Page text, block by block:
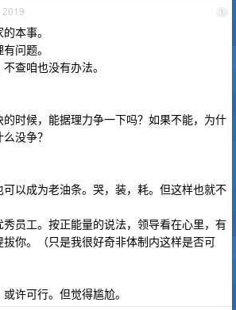
1
2019
本事。
问题。
查咱也没有办法。
时候，能据理力争一下吗？如果不能，为什
没争？
以成为老油条。哭，装，耗。但这样也就不
员工。按正能量的说法，领导看在心里，有
你。（只是我很好奇非体制内这样是否可
许可行。但觉得尴尬。